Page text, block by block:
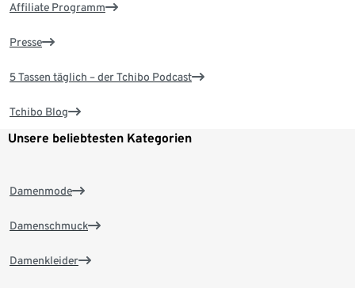
Affiliate Programm
Presse
5 Tassen täglich – der Tchibo Podcast
Tchibo Blog
Unsere beliebtesten Kategorien
Damenmode
Damenschmuck
Damenkleider